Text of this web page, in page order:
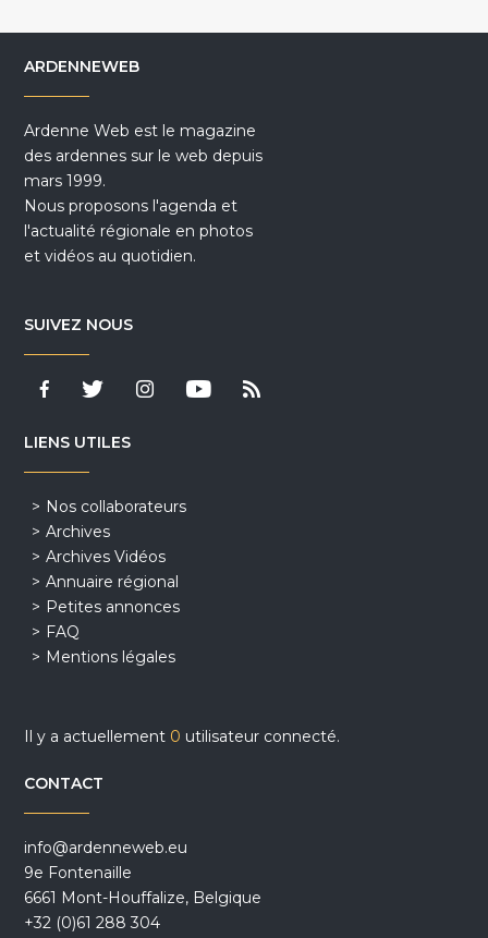
ARDENNEWEB
Ardenne Web est le magazine
des ardennes sur le web depuis
mars 1999.
Nous proposons l'agenda et
l'actualité régionale en photos
et vidéos au quotidien.
SUIVEZ NOUS
LIENS UTILES
Nos collaborateurs
Archives
Archives Vidéos
Annuaire régional
Petites annonces
FAQ
Mentions légales
Il y a actuellement 0 utilisateur connecté.
CONTACT
info@ardenneweb.eu
9e Fontenaille
6661 Mont-Houffalize, Belgique
+32 (0)61 288 304